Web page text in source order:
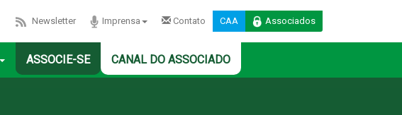
Newsletter Imprensa Contato CAA Associados
ASSOCIE-SE CANAL DO ASSOCIADO